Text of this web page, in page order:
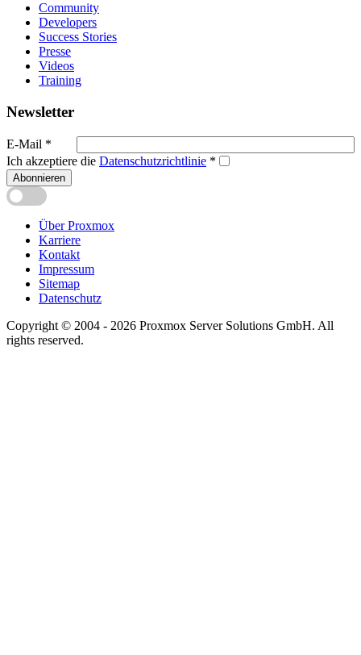
Community
Developers
Success Stories
Presse
Videos
Training
Newsletter
E-Mail *
Ich akzeptiere die Datenschutzrichtlinie *
Abonnieren
Über Proxmox
Karriere
Kontakt
Impressum
Sitemap
Datenschutz
Copyright © 2004 - 2026 Proxmox Server Solutions GmbH. All
rights reserved.